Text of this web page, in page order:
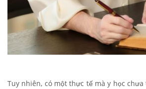
Tuy nhiên, có một thực tế mà y học